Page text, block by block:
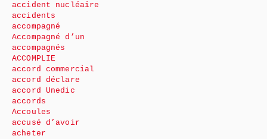
accident nucléaire
accidents
accompagné
Accompagné d’un
accompagnés
ACCOMPLIE
accord commercial
accord déclare
accord Unedic
accords
Accoules
accusé d’avoir
acheter